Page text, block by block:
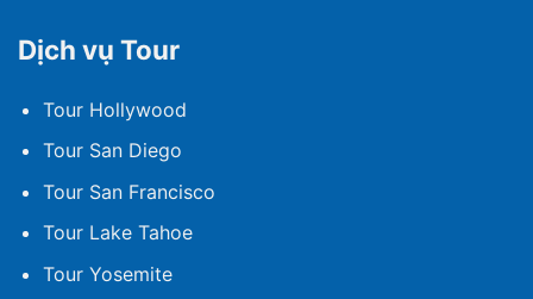
Dịch vụ Tour
Tour Hollywood
Tour San Diego
Tour San Francisco
Tour Lake Tahoe
Tour Yosemite